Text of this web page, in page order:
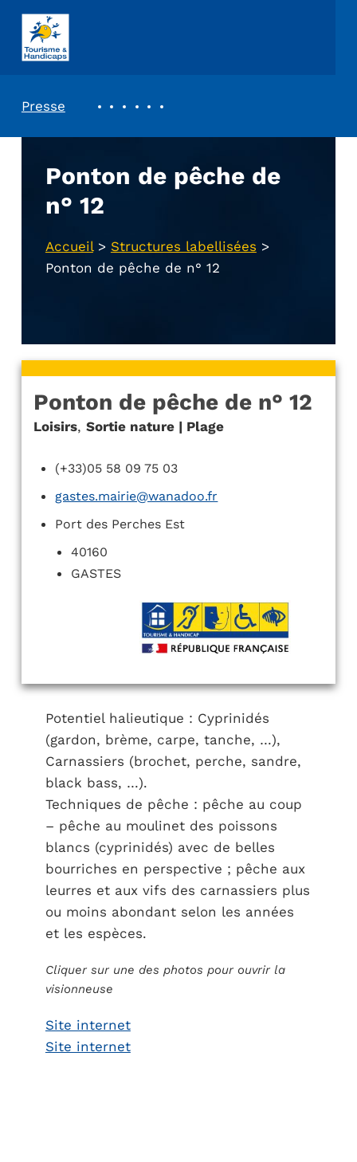
ASSOCIATION TOURISME ET HANDICAPS
Presse
Ponton de pêche de
n° 12
Accueil> Structures labellisées >
Ponton de pêche de n° 12
Ponton de pêche de n° 12
Loisirs, Sortie nature | Plage
(+33)05 58 09 75 03
gastes.mairie@wanadoo.fr
Port des Perches Est
40160
GASTES
Potentiel halieutique : Cyprinidés
(gardon, brème, carpe, tanche, …),
Carnassiers (brochet, perche, sandre,
black bass, …).
Techniques de pêche : pêche au coup
– pêche au moulinet des poissons
blancs (cyprinidés) avec de belles
bourriches en perspective ; pêche aux
leurres et aux vifs des carnassiers plus
ou moins abondant selon les années
et les espèces.
Cliquer sur une des photos pour ouvrir la
visionneuse
Site internet
Site internet